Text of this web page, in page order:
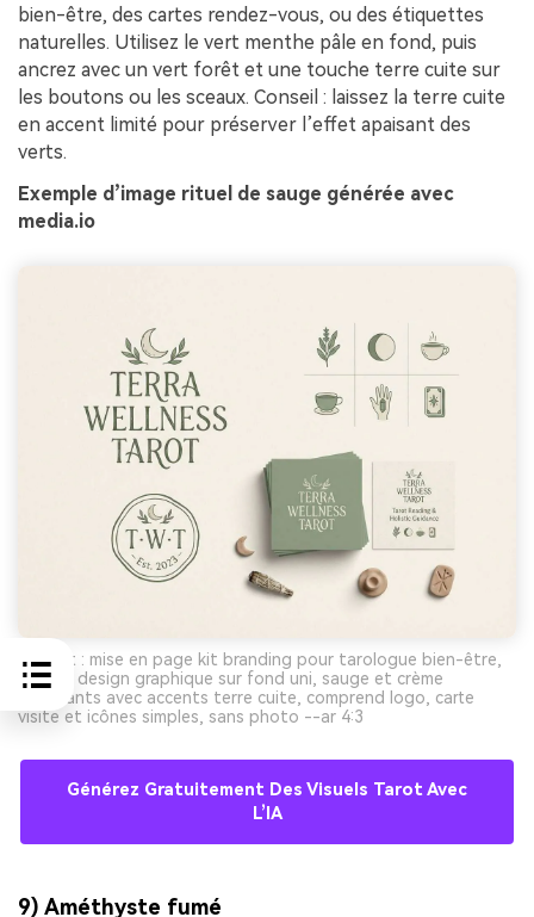
bien-être, des cartes rendez-vous, ou des étiquettes
naturelles. Utilisez le vert menthe pâle en fond, puis
ancrez avec un vert forêt et une touche terre cuite sur
les boutons ou les sceaux. Conseil : laissez la terre cuite
en accent limité pour préserver l’effet apaisant des
verts.
Exemple d’image rituel de sauge générée avec
media.io
Prompt : mise en page kit branding pour tarologue bien-être,
flat lay design graphique sur fond uni, sauge et crème
dominants avec accents terre cuite, comprend logo, carte
visite et icônes simples, sans photo --ar 4:3
Générez Gratuitement Des Visuels Tarot Avec
L’IA
9) Améthyste fumé